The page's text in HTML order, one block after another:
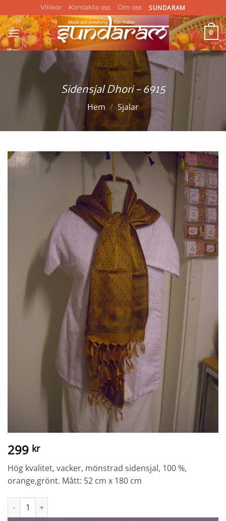
to
content
Villkor Kontakta oss Om oss SUNDARAM
0
Sidensjal Dhori – 6915
Hem / Sjalar
299 kr
Hög kvalitet, vacker, mönstrad sidensjal, 100 %,
orange,grönt. Mått: 52 cm x 180 cm
Sidensjal Dhori - 6915 mängd